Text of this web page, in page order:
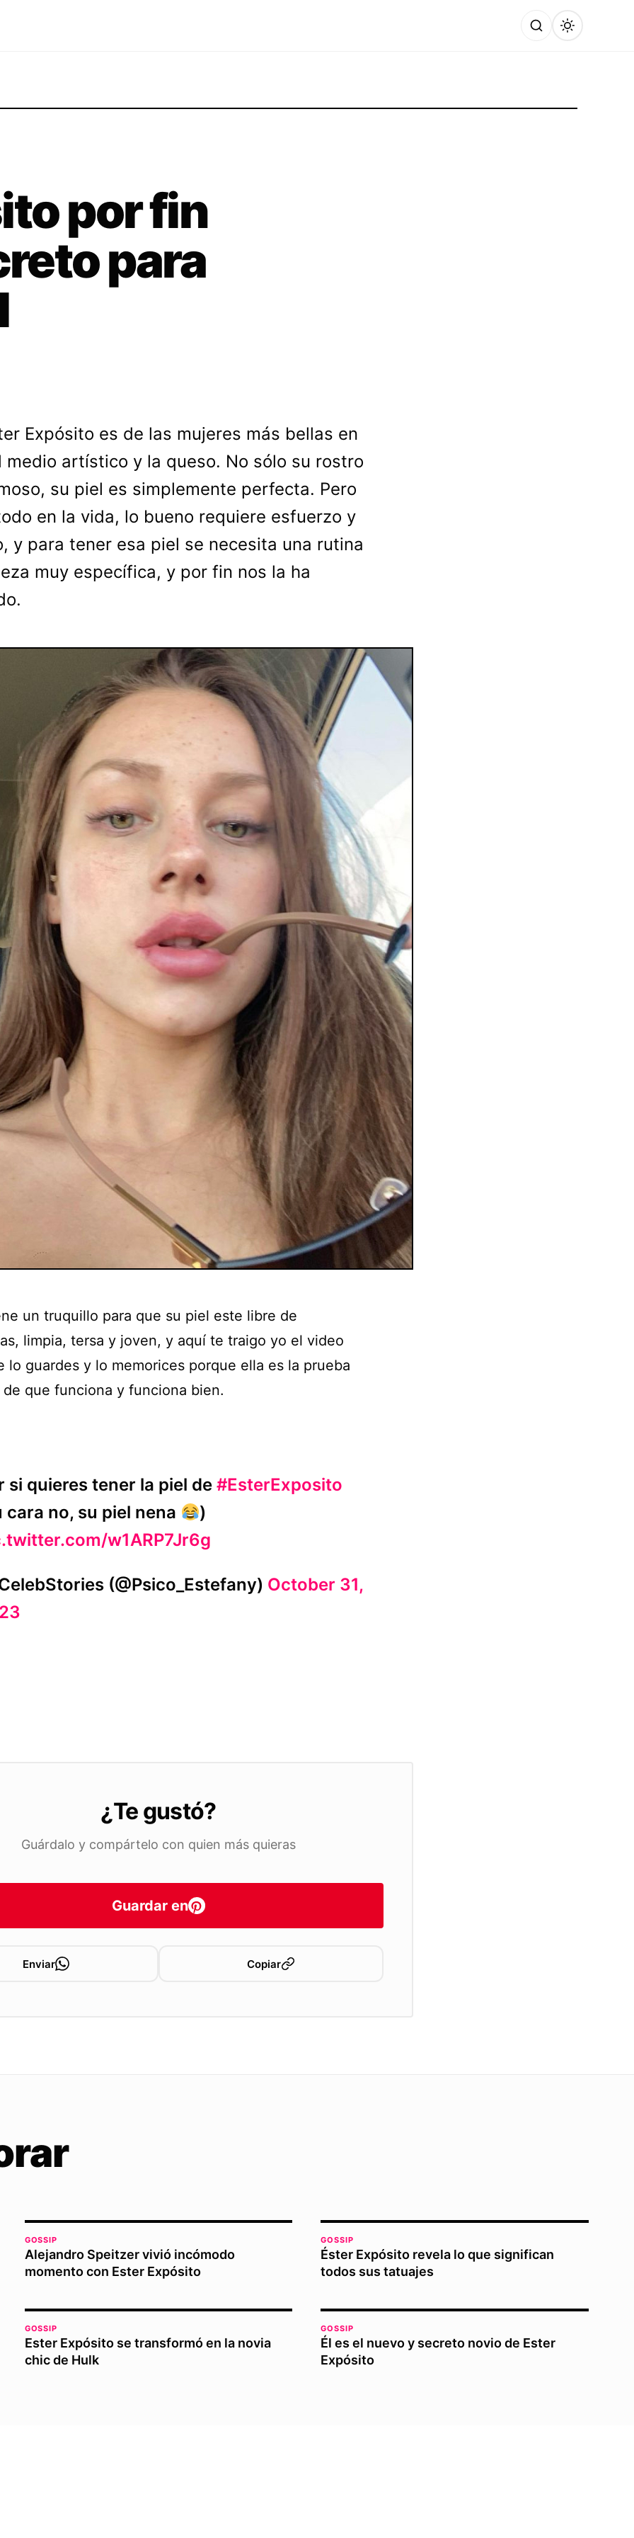
por fin
para
Expósito es de las mujeres más bellas en
medio artístico y la queso. No sólo su rostro
su piel es simplemente perfecta. Pero
en la vida, lo bueno requiere esfuerzo y
y para tener esa piel se necesita una rutina
muy específica, y por fin nos la ha
un truquillo para que su piel este libre de
limpia, tersa y joven, y aquí te traigo yo el video
lo guardes y lo memorices porque ella es la prueba
que funciona y funciona bien.
si quieres tener la piel de #EsterExposito
cara no, su piel nena
)
w1ARP7Jr6g
(@Psico_Estefany) October 31,
¿Te gustó?
Guárdalo y compártelo con quien más quieras
Guardar en
Enviar Copiar
GOSSIP
Alejandro Speitzer vivió incómodo
momento con Ester Expósito
GOSSIP
Éster Expósito revela lo que significan
todos sus tatuajes
GOSSIP
Ester Expósito se transformó en la novia
chic de Hulk
GOSSIP
Él es el nuevo y secreto novio de Ester
Expósito